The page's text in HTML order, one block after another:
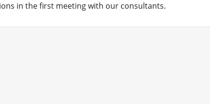
in the first meeting with our consultants.